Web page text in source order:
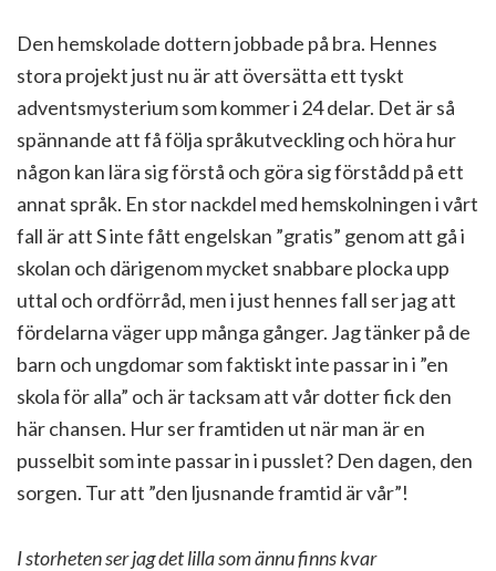
Den hemskolade dottern jobbade på bra. Hennes
stora projekt just nu är att översätta ett tyskt
adventsmysterium som kommer i 24 delar. Det är så
spännande att få följa språkutveckling och höra hur
någon kan lära sig förstå och göra sig förstådd på ett
annat språk. En stor nackdel med hemskolningen i vårt
fall är att S inte fått engelskan ”gratis” genom att gå i
skolan och därigenom mycket snabbare plocka upp
uttal och ordförråd, men i just hennes fall ser jag att
fördelarna väger upp många gånger. Jag tänker på de
barn och ungdomar som faktiskt inte passar in i ”en
skola för alla” och är tacksam att vår dotter fick den
här chansen. Hur ser framtiden ut när man är en
pusselbit som inte passar in i pusslet? Den dagen, den
sorgen. Tur att ”den ljusnande framtid är vår”!
I storheten ser jag det lilla som ännu finns kvar